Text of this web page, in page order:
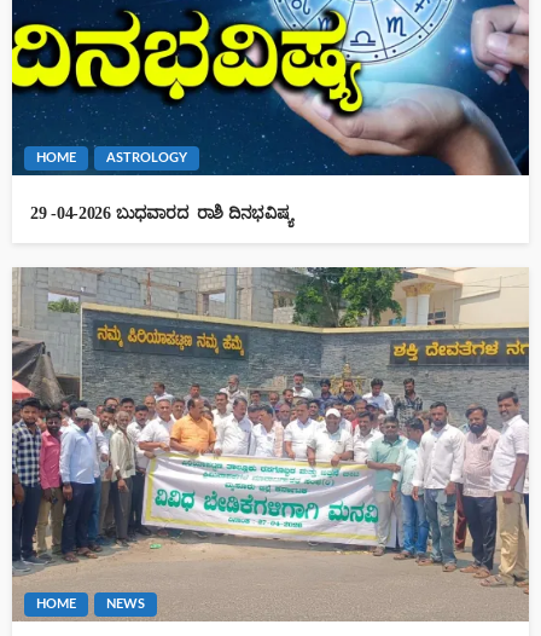
HOME ASTROLOGY
29 -04-2026 ಬುಧವಾರದ ರಾಶಿ ದಿನಭವಿಷ್ಯ
HOME NEWS